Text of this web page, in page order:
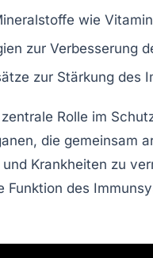
wie
zur Verbesserung
zur Stärkung des
Rolle im
, die gemeinsam
und Krankheiten zu
Funktion des